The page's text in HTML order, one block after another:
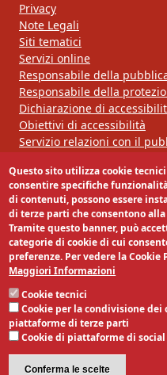
Privacy
Note Legali
Siti tematici
Servizi online
Responsabile della
Responsabile della
Dichiarazione di
Obiettivi di accessibilità
Servizio relazioni con il
Segui la nostra
Questo sito utilizza cookie
consentire specifiche
di contenuti, possono essere
di terze parti che consentono
Tramite questo banner, può
categorie di cookie di cui
preferenze. Per vedere la Cookie
Maggiori Informazioni
Cookie tecnici
Cookie per la condivisione
piattaforme di terze parti
Cookie di piattaforme di
Conferma le scelte